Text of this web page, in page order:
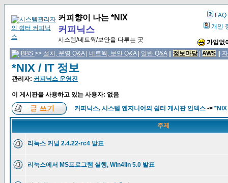
커피향이 나는 *NIX
커피닉스
시스템/네트웍/보안을 다루는 곳
FAQ
개인
가입없
BBS >> 설치, 운영 Q&A| 네트웍, 보안 Q&A| 일반 Q&A|| 정보마당| AWS
*NIX / IT 정보
관리자: 커피닉스 운영진
이 게시판을 사용하고 있는 사용자: 없음
커피닉스, 시스템 엔지니어의 쉼터 게시판 인덱스 -> *NIX
주제
리눅스 커널 2.4.22-rc4 발표
리눅스에서 MS프로그램 실행, Win4lin 5.0 발표